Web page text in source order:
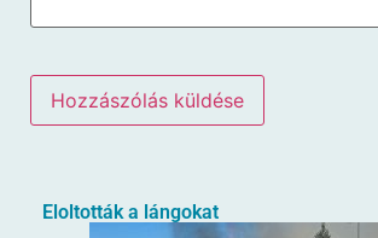
Eloltották a lángokat